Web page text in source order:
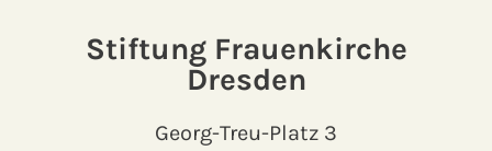
Stiftung Frauenkirche
Dresden
Georg-Treu-Platz 3